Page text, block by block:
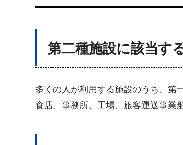
第二種施設に該当す
多くの人が利用する施設のうち、第
食店、事務所、工場、旅客運送事業